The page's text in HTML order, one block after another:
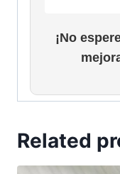
¡No
Related